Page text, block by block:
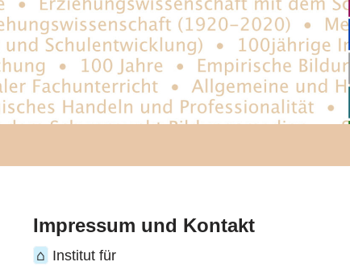
Impressum und Kontakt
⌂ Institut für